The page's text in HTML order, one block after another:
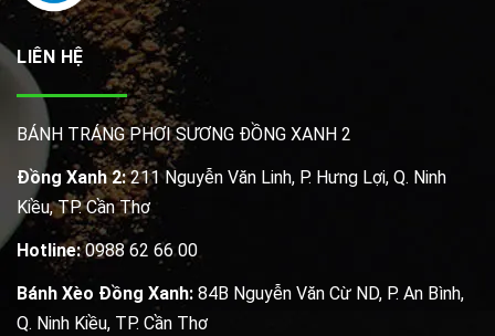
LIÊN HỆ
BÁNH TRÁNG PHƠI SƯƠNG ĐỒNG XANH 2
Đồng Xanh 2:211 Nguyễn Văn Linh, P. Hưng Lợi, Q. Ninh
Kiều, TP. Cần Thơ
Hotline:0988 62 66 00
Bánh Xèo Đồng Xanh: 84B Nguyễn Văn Cừ ND, P. An Bình,
Q. Ninh Kiều, TP. Cần Thơ